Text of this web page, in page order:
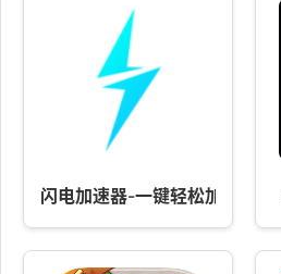
闪电加速器-一键轻松加速